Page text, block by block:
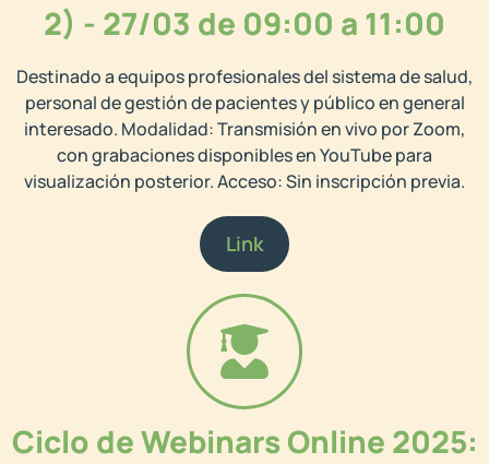
2) - 27/03 de 09:00 a 11:00
Destinado a equipos profesionales del sistema de salud,
personal de gestión de pacientes y público en general
interesado. Modalidad: Transmisión en vivo por Zoom,
con grabaciones disponibles en YouTube para
visualización posterior. Acceso: Sin inscripción previa.
Link
Ciclo de Webinars Online 2025: